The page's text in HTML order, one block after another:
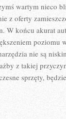
wartym nieco
z oferty
W końcu akurat
poziomu
nie są
z takiej
sprzęty,